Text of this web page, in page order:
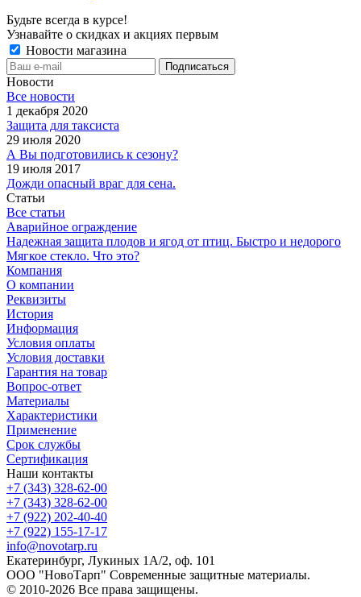
Будьте всегда в курсе!
Узнавайте о скидках и акциях первым
Новости магазина
Новости
Все новости
1 декабря 2020
Защита для таксиста
29 июля 2020
А Вы подготовились к сезону?
19 июля 2017
Дожди опасный враг для сена.
Статьи
Все статьи
Аварийное ограждение
Надежная защита плодов и ягод от птиц. Быстро и недорого
Мягкое стекло. Что это?
Компания
О компании
Реквизиты
История
Информация
Условия оплаты
Условия доставки
Гарантия на товар
Вопрос-ответ
Материалы
Характеристики
Применение
Срок службы
Сертификация
Наши контакты
+7 (343) 328-62-00
+7 (343) 328-62-00
+7 (922) 202-40-40
+7 (922) 155-17-17
info@novotarp.ru
Екатеринбург, Лукиных 1А/2, оф. 101
ООО "НовоТарп" Современные защитные материалы.
© 2010-2026 Все права защищены.